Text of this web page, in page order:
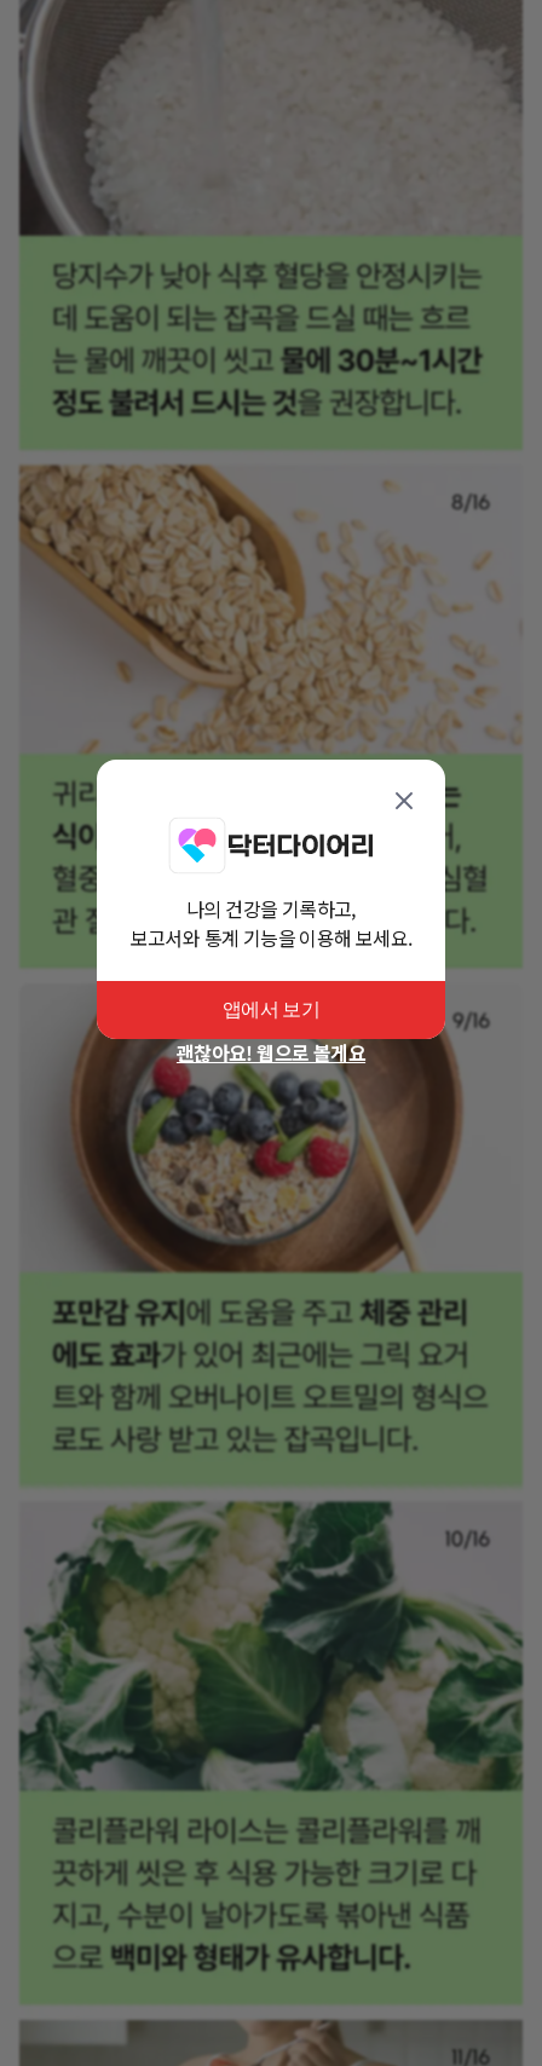
나의 건강을 기록하고,
보고서와 통계 기능을 이용해 보세요.
앱에서 보기
괜찮아요! 웹으로 볼게요